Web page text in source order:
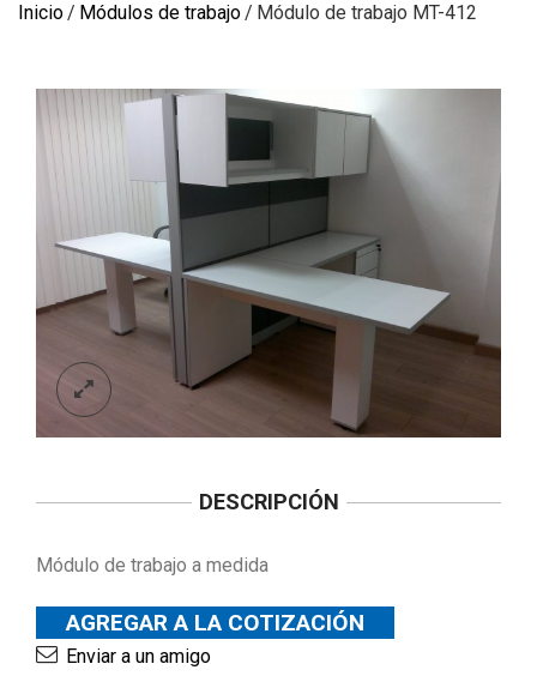
Inicio/ Módulos de trabajo/ Módulo de trabajo MT-412
DESCRIPCIÓN
Módulo de trabajo a medida
AGREGAR A LA COTIZACIÓN
Enviar a un amigo